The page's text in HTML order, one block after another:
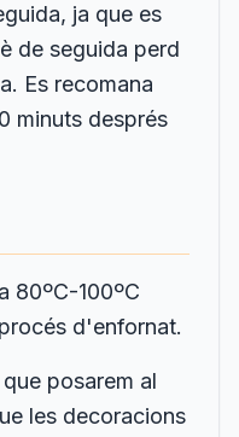
ja que es
de seguida perd
Es recomana
minuts després
80ºC-100ºC
d'enfornat.
posarem al
les decoracions